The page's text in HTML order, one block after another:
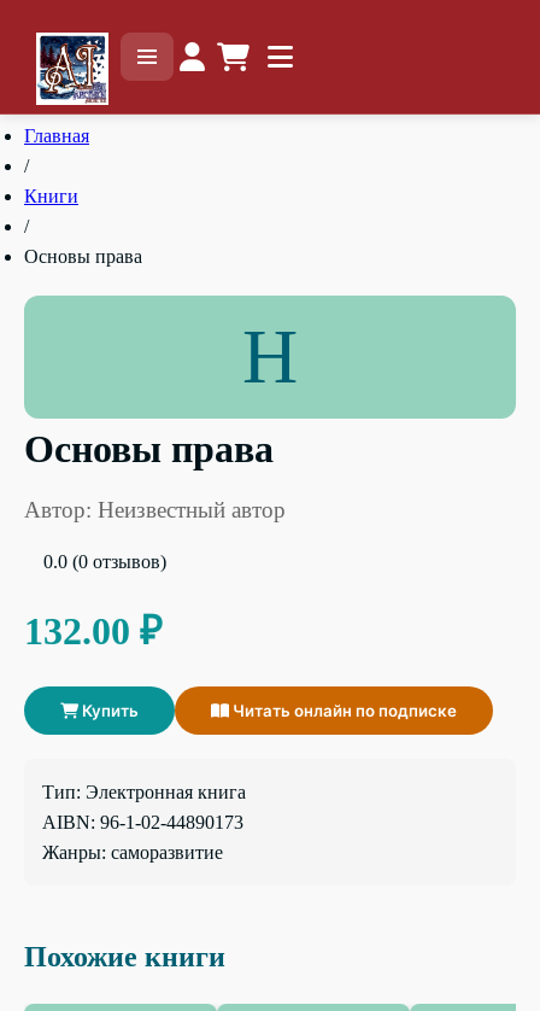
Главная
/
Книги
/
Основы права
Н
Основы права
Автор: Неизвестный автор
0.0 (0 отзывов)
132.00 ₽
Купить Читать онлайн по подписке
Тип: Электронная книга
AIBN: 96-1-02-44890173
Жанры: саморазвитие
Похожие книги